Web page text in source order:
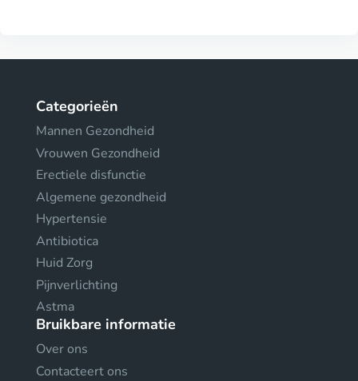
Categorieën
Mannen Gezondheid
Vrouwen Gezondheid
Erectiele disfunctie
Algemene gezondheid
Hypertensie
Antibiotica
Huid Zorg
Pijnverlichting
Astma
Bruikbare informatie
Over ons
Contacteert ons